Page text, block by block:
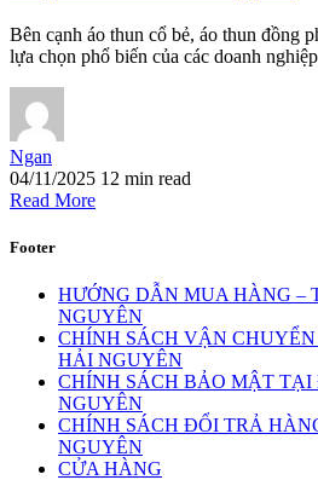
Bên cạnh áo thun cổ bẻ, áo thun đồng
lựa chọn phổ biến của các doanh
Ngan
04/11/2025 12 min read
Read More
Footer
HƯỚNG DẪN MUA HÀNG –
NGUYÊN
CHÍNH SÁCH VẬN
HẢI NGUYÊN
CHÍNH SÁCH BẢO MẬT
NGUYÊN
CHÍNH SÁCH ĐỔI TRẢ
NGUYÊN
CỬA HÀNG